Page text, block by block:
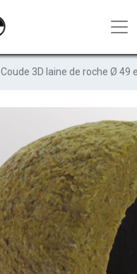
Coude 3D laine de roche Ø 49